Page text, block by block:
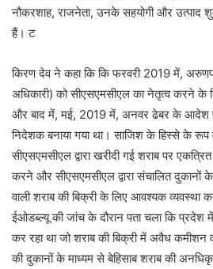
नौकरशाह, राजनेता, उनके सहयोगी और उत्पाद
हैं। ट
किरण देव ने कहा कि कि फरवरी 2019 में,
अधिकारी) को सीएसएमसीएल का नेतृत्व करने के
और बाद में, मई, 2019 में, अनवर ढेबर के आदेश
निदेशक बनाया गया था। साजिश के हिस्से के रूप
सीएसएमसीएल द्वारा खरीदी गई शराब पर
करने और सीएसएमसीएल द्वारा संचालित
वाली शराब की बिक्री के लिए आवश्यक व्यवस्था
ईओडब्ल्यू की जांच के दौरान पता चला कि
कर रहा था जो शराब की बिक्री में अवैध कमीशन
की दुकानों के माध्यम से बेहिसाब शराब की